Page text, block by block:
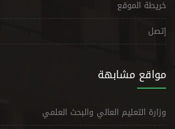
خريطة الموقع
إتصل
مواقع مشابهة
وزارة التعليم العالي والبحث العلمي